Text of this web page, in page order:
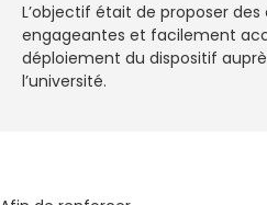
L’objectif était de proposer des
engageantes et facilement
déploiement du dispositif
l’université.